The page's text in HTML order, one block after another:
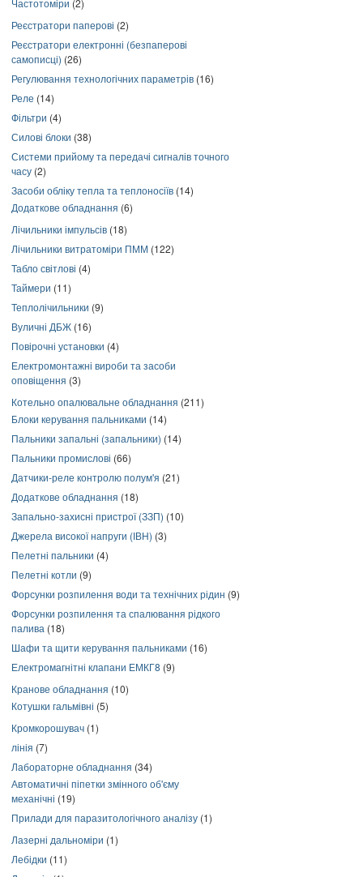
Частотоміри (2)
Реєстратори паперові (2)
Реєстратори електронні (безпаперові
самописці) (26)
Регулювання технологічних параметрів (16)
Реле (14)
Фільтри (4)
Силові блоки (38)
Системи прийому та передачі сигналів точного
часу (2)
Засоби обліку тепла та теплоносіїв (14)
Додаткове обладнання (6)
Лічильники імпульсів (18)
Лічильники витратоміри ПММ (122)
Табло світлові (4)
Таймери (11)
Теплолічильники (9)
Вуличні ДБЖ (16)
Повірочні установки (4)
Електромонтажні вироби та засоби
оповіщення (3)
Котельно опалювальне обладнання (211)
Блоки керування пальниками (14)
Пальники запальні (запальники) (14)
Пальники промислові (66)
Датчики-реле контролю полум'я (21)
Додаткове обладнання (18)
Запально-захисні пристрої (ЗЗП) (10)
Джерела високої напруги (ІВН) (3)
Пелетні пальники (4)
Пелетні котли (9)
Форсунки розпилення води та технічних рідин (9)
Форсунки розпилення та спалювання рідкого
палива (18)
Шафи та щити керування пальниками (16)
Електромагнітні клапани ЕМКГ8 (9)
Кранове обладнання (10)
Котушки гальмівні (5)
Кромкорошувач (1)
лінія (7)
Лабораторне обладнання (34)
Автоматичні піпетки змінного об'єму
механічні (19)
Прилади для паразитологічного аналізу (1)
Лазерні дальноміри (1)
Лебідки (11)